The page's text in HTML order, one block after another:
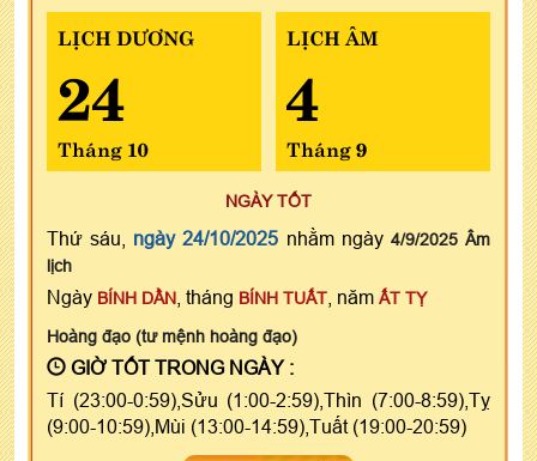
LỊCH DƯƠNG
24
Tháng 10
LỊCH ÂM
4
Tháng 9
NGÀY TỐT
Thứ sáu, ngày 24/10/2025 nhằm ngày 4/9/2025 Âm
lịch
Ngày BÍNH DẦN , tháng BÍNH TUẤT , năm ẤT TỴ
Hoàng đạo (tư mệnh hoàng đạo)
GIỜ TỐT TRONG NGÀY :
Tí (23:00-0:59),Sửu (1:00-2:59),Thìn (7:00-8:59),Tỵ
(9:00-10:59),Mùi (13:00-14:59),Tuất (19:00-20:59)